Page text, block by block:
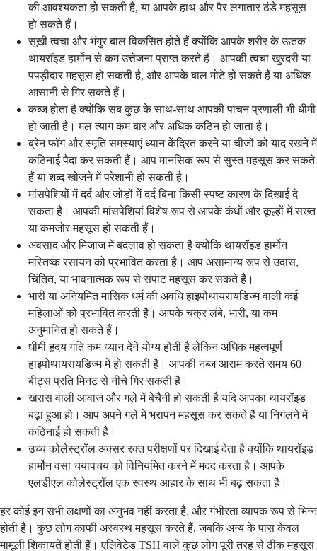
की आवश्यकता हो सकती है, या आपके हाथ और पैर लगातार ठंडे महसूस
हो सकते हैं।
सूखी त्वचा और भंगुर बाल विकसित होते हैं क्योंकि आपके शरीर के ऊतक
थायरॉइड हार्मोन से कम उत्तेजना प्राप्त करते हैं। आपकी त्वचा खुरदरी या
पपड़ीदार महसूस हो सकती है, और आपके बाल मोटे हो सकते हैं या अधिक
आसानी से गिर सकते हैं।
कब्ज होता है क्योंकि सब कुछ के साथ-साथ आपकी पाचन प्रणाली भी धीमी
हो जाती है। मल त्याग कम बार और अधिक कठिन हो जाता है।
ब्रेन फॉग और स्मृति समस्याएं ध्यान केंद्रित करने या चीजों को याद रखने में
कठिनाई पैदा कर सकती हैं। आप मानसिक रूप से सुस्त महसूस कर सकते
हैं या शब्द खोजने में परेशानी हो सकती है।
मांसपेशियों में दर्द और जोड़ों में दर्द बिना किसी स्पष्ट कारण के दिखाई दे
सकता है। आपकी मांसपेशियां विशेष रूप से आपके कंधों और कूल्हों में सख्त
या कमजोर महसूस हो सकती हैं।
अवसाद और मिजाज में बदलाव हो सकता है क्योंकि थायरॉइड हार्मोन
मस्तिष्क रसायन को प्रभावित करता है। आप असामान्य रूप से उदास,
चिंतित, या भावनात्मक रूप से सपाट महसूस कर सकते हैं।
भारी या अनियमित मासिक धर्म की अवधि हाइपोथायरायडिज्म वाली कई
महिलाओं को प्रभावित करती है। आपके चक्र लंबे, भारी, या कम
अनुमानित हो सकते हैं।
धीमी हृदय गति कम ध्यान देने योग्य होती है लेकिन अधिक महत्वपूर्ण
हाइपोथायरायडिज्म में हो सकती है। आपकी नब्ज आराम करते समय 60
बीट्स प्रति मिनट से नीचे गिर सकती है।
खरास वाली आवाज और गले में बेचैनी हो सकती है यदि आपका थायरॉइड
बढ़ा हुआ हो। आप अपने गले में भरापन महसूस कर सकते हैं या निगलने में
कठिनाई हो सकती है।
उच्च कोलेस्ट्रॉल अक्सर रक्त परीक्षणों पर दिखाई देता है क्योंकि थायरॉइड
हार्मोन वसा चयापचय को विनियमित करने में मदद करता है। आपके
एलडीएल कोलेस्ट्रॉल एक स्वस्थ आहार के साथ भी बढ़ सकता है।
हर कोई इन सभी लक्षणों का अनुभव नहीं करता है, और गंभीरता व्यापक रूप से भिन्न
होती है। कुछ लोग काफी अस्वस्थ महसूस करते हैं, जबकि अन्य के पास केवल
मामूली शिकायतें होती हैं। एलिवेटेड TSH वाले कुछ लोग पूरी तरह से ठीक महसूस